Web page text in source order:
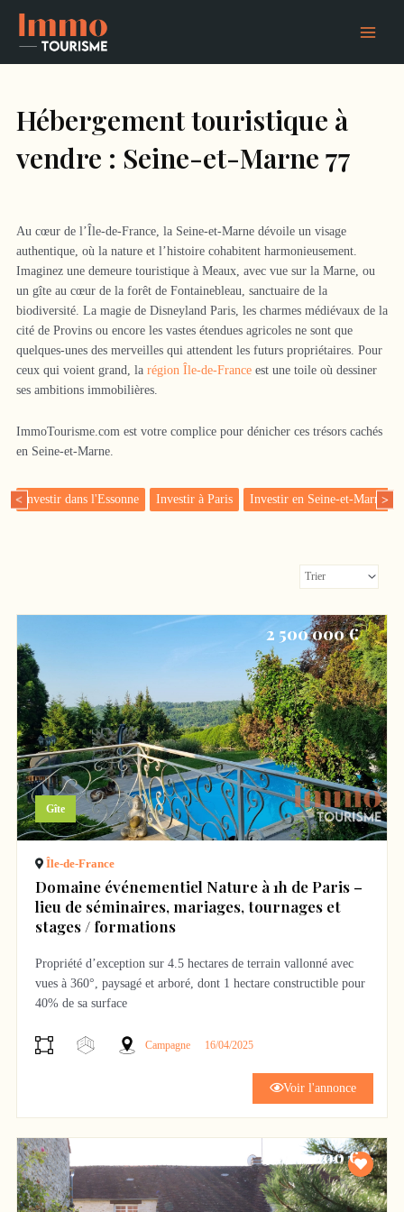
contenu
Hébergement touristique à
vendre : Seine-et-Marne 77
Au cœur de l’Île-de-France, la Seine-et-Marne dévoile un visage
authentique, où la nature et l’histoire cohabitent harmonieusement.
Imaginez une demeure touristique à Meaux, avec vue sur la Marne, ou
un gîte au cœur de la forêt de Fontainebleau, sanctuaire de la
biodiversité. La magie de Disneyland Paris, les charmes médiévaux de la
cité de Provins ou encore les vastes étendues agricoles ne sont que
quelques-unes des merveilles qui attendent les futurs propriétaires. Pour
ceux qui voient grand, la région Île-de-France est une toile où dessiner
ses ambitions immobilières.
ImmoTourisme.com est votre complice pour dénicher ces trésors cachés
en Seine-et-Marne.
< Investir dans l'Essonne Investir à Paris Investir en Seine-et-Marne>
Gîte
2 500 000 €
Île-de-France
Domaine événementiel Nature à 1h de Paris –
lieu de séminaires, mariages, tournages et
stages / formations
Propriété d’exception sur 4.5 hectares de terrain vallonné avec
vues à 360°, paysagé et arboré, dont 1 hectare constructible pour
40% de sa surface
Actif multi-revenus : plusieurs bâtis, salle réception,
cadre premium et zéro vis-à-vis. Idéal pour un opérateur ou un
investisseur cherchant un site à monétiser immédiatement.
• Multi-segments : mariages, séminaires, stages bien-être,
tournages
• Capacité modulable avec plus de 60 couchages
• Accès : 1 h de Paris, 1 h de Reims, 35 min de Disneyland, gare
Campagne 16/04/2025
Voir l'annonce
3 000 000 €